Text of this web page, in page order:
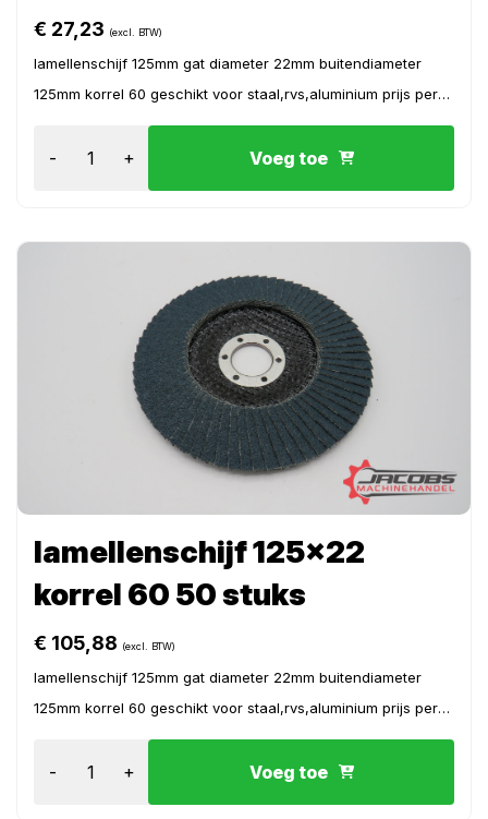
€ 27,23 (excl. BTW)
lamellenschijf 125mm gat diameter 22mm buitendiameter
125mm korrel 60 geschikt voor staal,rvs,aluminium prijs per
- + Voeg toe
lamellenschijf 125×22
korrel 60 50 stuks
€ 105,88 (excl. BTW)
lamellenschijf 125mm gat diameter 22mm buitendiameter
125mm korrel 60 geschikt voor staal,rvs,aluminium prijs per
- + Voeg toe